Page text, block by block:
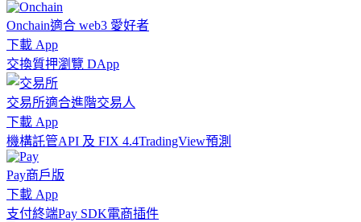
Onchain適合 web3 愛好者
下載 App
交換質押瀏覽 DApp
交易所適合進階交易人
下載 App
機構託管API 及 FIX 4.4TradingView預測
Pay商戶版
下載 App
支付終端Pay SDK電商插件